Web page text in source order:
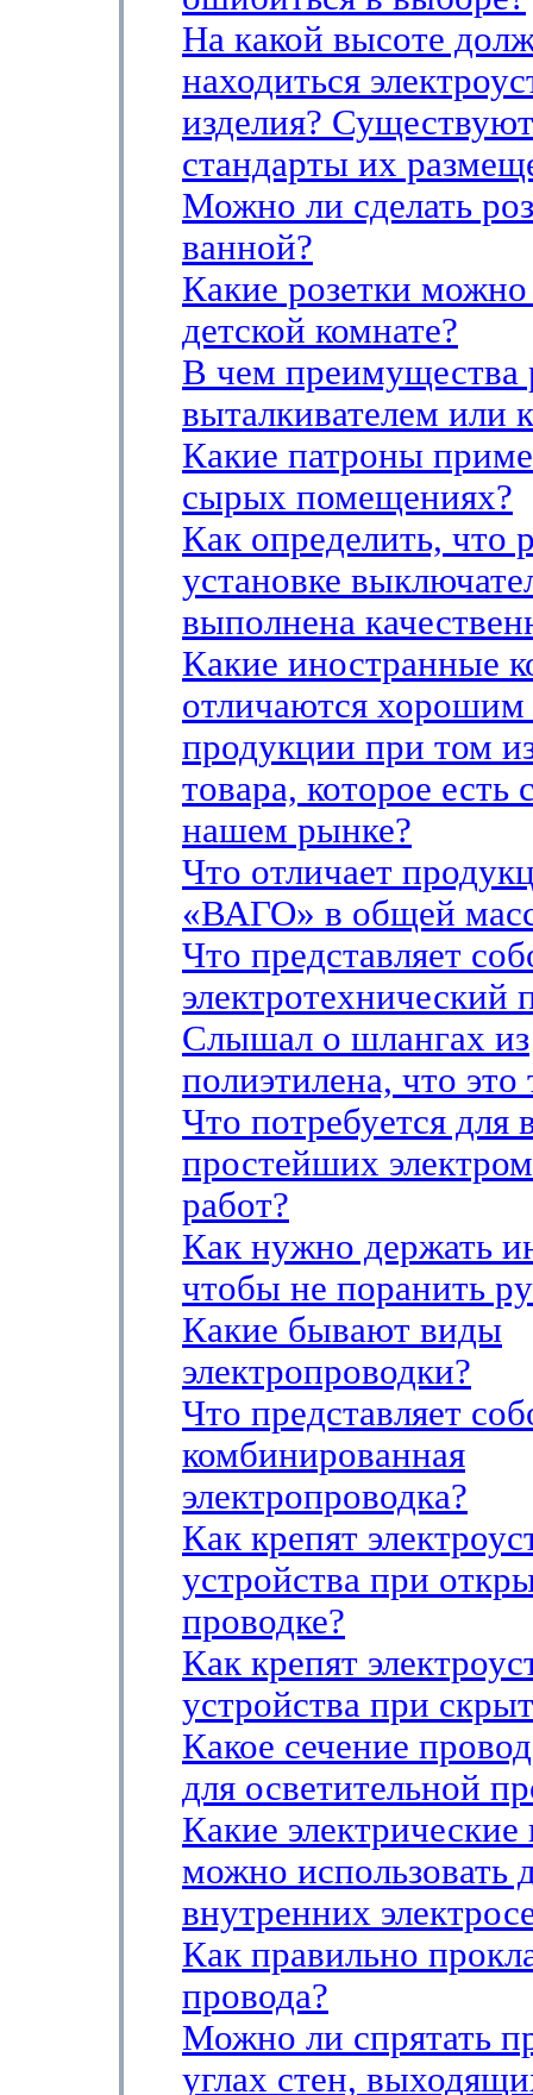
На какой высоте
находиться
изделия?
стандарты их
Можно ли сделать
ванной?
Какие розетки можно
детской комнате?
В чем преимущества
выталкивателем или
Какие патроны
сырых помещениях?
Как определить, что
установке
выполнена
Какие иностранные
отличаются хорошим
продукции при том
товара, которое есть
нашем рынке?
Что отличает
«ВАГО» в общей
Что представляет
электротехнический
Слышал о шлангах из
полиэтилена, что это
Что потребуется для
простейших
работ?
Как нужно держать
чтобы не поранить
Какие бывают виды
электропроводки?
Что представляет
комбинированная
электропроводка?
Как крепят
устройства при
проводке?
Как крепят
устройства при
Какое сечение
для осветительной
Какие электрические
можно использовать
внутренних
Как правильно
провода?
Можно ли спрятать
углах стен,